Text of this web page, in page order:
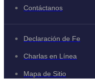
Contáctanos
Declaración de Fe
Charlas en Línea
Mapa de Sitio